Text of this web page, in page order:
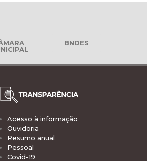
BNDES
Acesso à informação
Ouvidoria
Resumo anual
Pessoal
Covid-19